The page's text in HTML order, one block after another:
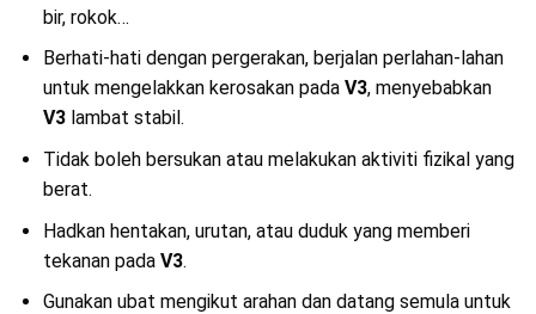
bir, rokok…
Berhati-hati dengan pergerakan, berjalan perlahan-lahan
untuk mengelakkan kerosakan pada V3, menyebabkan
V3lambat stabil.
Tidak boleh bersukan atau melakukan aktiviti fizikal yang
berat.
Hadkan hentakan, urutan, atau duduk yang memberi
tekanan pada V3.
Gunakan ubat mengikut arahan dan datang semula untuk